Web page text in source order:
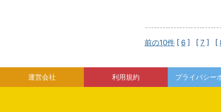
前の10件 [ 6 ] [ 7 ] [
運営会社 利用規約 プライバシー